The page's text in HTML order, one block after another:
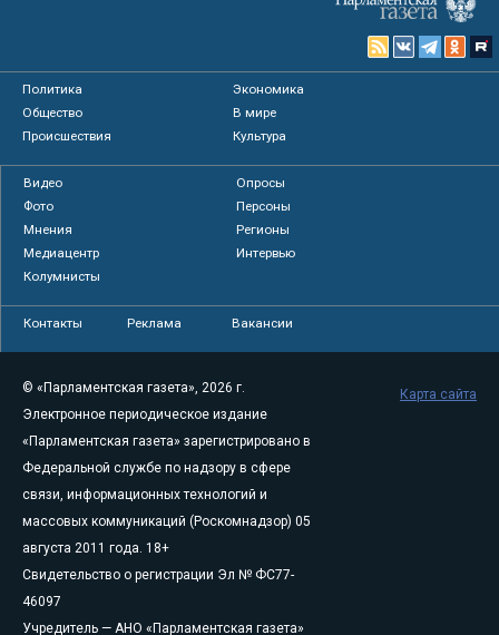
Политика
Экономика
Общество
В мире
Происшествия
Культура
Видео
Опросы
Фото
Персоны
Мнения
Регионы
Медиацентр
Интервью
Колумнисты
Контакты Реклама Вакансии
© «Парламентская газета», 2026 г.
Электронное периодическое издание
«Парламентская газета» зарегистрировано в
Федеральной службе по надзору в сфере
связи, информационных технологий и
массовых коммуникаций (Роскомнадзор) 05
августа 2011 года. 18+
Свидетельство о регистрации Эл № ФС77-
46097
Учредитель — АНО «Парламентская газета»
Карта сайта